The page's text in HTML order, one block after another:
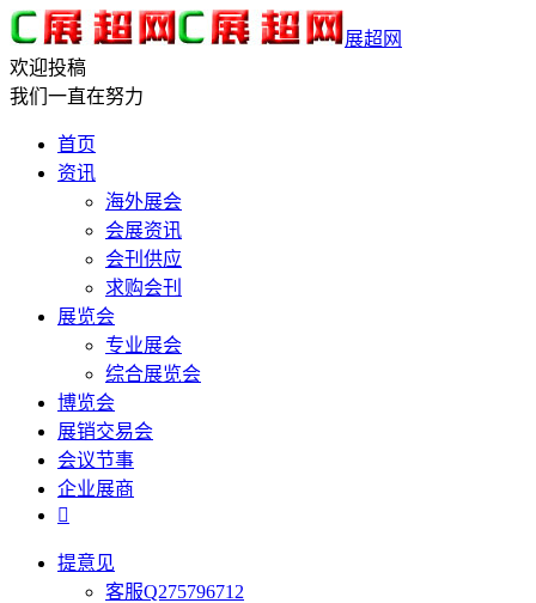
展超网
欢迎投稿
我们一直在努力
首页
资讯
海外展会
会展资讯
会刊供应
求购会刊
展览会
专业展会
综合展览会
博览会
展销交易会
会议节事
企业展商

提意见
客服Q275796712